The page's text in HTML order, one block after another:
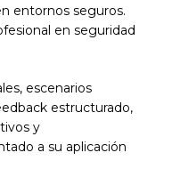
entornos seguros.
en seguridad
escenarios
estructurado,
y
a su aplicación